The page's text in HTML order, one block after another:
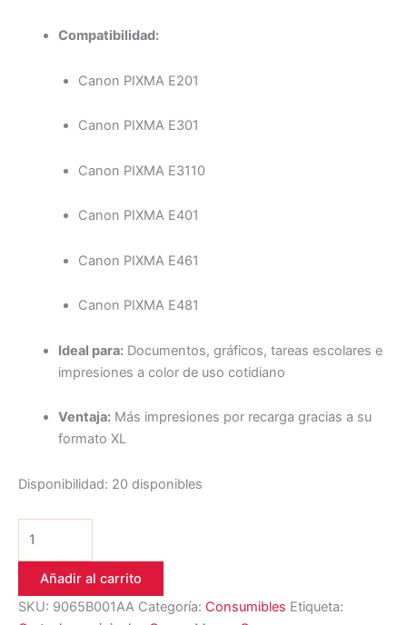
Compatibilidad:
Canon PIXMA E201
Canon PIXMA E301
Canon PIXMA E3110
Canon PIXMA E401
Canon PIXMA E461
Canon PIXMA E481
Ideal para:Documentos, gráficos, tareas escolares e
impresiones a color de uso cotidiano
Ventaja:Más impresiones por recarga gracias a su
formato XL
Disponibilidad: 20 disponibles
Añadir al carrito
SKU: 9065B001AA Categoría: Consumibles Etiqueta: